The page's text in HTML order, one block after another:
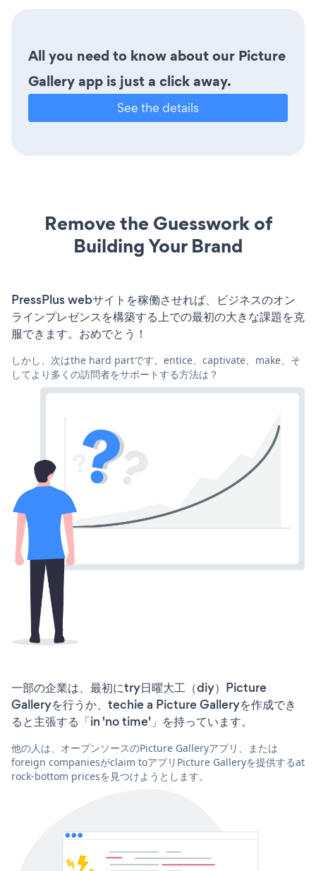
All you need to know about our Picture
Gallery app is just a click away.
See the details
Remove the Guesswork of
Building Your Brand
PressPlus webサイトを稼働させれば、ビジネスのオン
ラインプレゼンスを構築する上での最初の大きな課題を克
服できます。おめでとう！
しかし、次はthe hard partです。entice、captivate、make、そ
してより多くの訪問者をサポートする方法は？
一部の企業は、最初にtry日曜大工（diy）Picture
Galleryを行うか、techie a Picture Galleryを作成でき
ると主張する「in 'no time'」を持っています。
他の人は、オープンソースのPicture Galleryアプリ、または
foreign companiesがclaim toアプリPicture Galleryを提供するat
rock-bottom pricesを見つけようとします。